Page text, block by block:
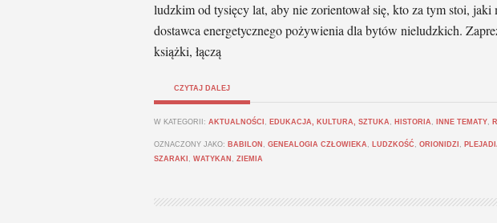
ludzkim od tysięcy lat, aby nie zorientował się, kto za tym stoi, jaki
dostawca energetycznego pożywienia dla bytów nieludzkich.
książki, łączą
CZYTAJ DALEJ
W KATEGORII: AKTUALNOŚCI , EDUKACJA, KULTURA, SZTUKA , HISTORIA , INNE TEMATY,
OZNACZONY JAKO: BABILON , GENEALOGIA CZŁOWIEKA , LUDZKOŚĆ , ORIONIDZI ,
SZARAKI , WATYKAN , ZIEMIA